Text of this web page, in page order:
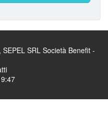
SRL Società Benefit -